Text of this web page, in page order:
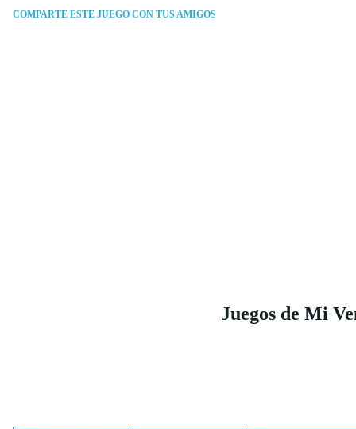
COMPARTE ESTE JUEGO CON TUS AMIGOS
Juegos de Mi